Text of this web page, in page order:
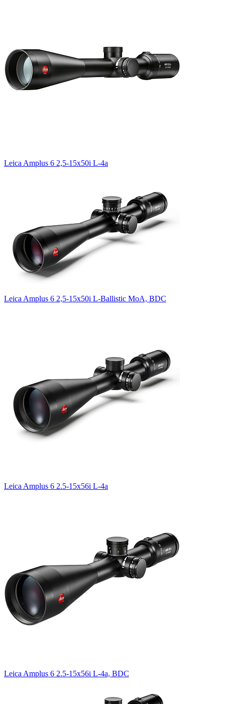
Leica Amplus 6 2,5-15x50i L-4a
Leica Amplus 6 2,5-15x50i L-Ballistic MoA, BDC
Leica Amplus 6 2.5-15x56i L-4a
Leica Amplus 6 2.5-15x56i L-4a, BDC